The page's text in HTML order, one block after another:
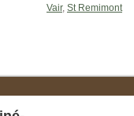
Vair, St Remimont